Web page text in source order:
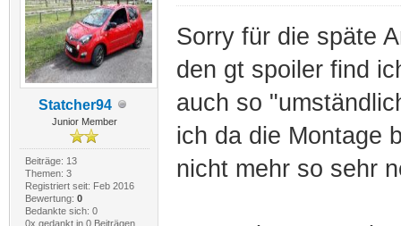
Statcher94
Junior Member
Beiträge: 13
Themen: 3
Registriert seit: Feb 2016
Bewertung: 0
Bedankte sich: 0
0x gedankt in 0 Beiträgen
Sorry für die späte
den gt spoiler find
auch so
ich da die Montage
nicht mehr so sehr